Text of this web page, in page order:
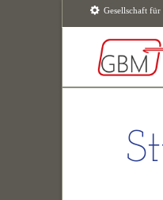
Gesellschaft
SUCHEN